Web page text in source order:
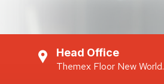
Head Office
Themex Floor New World.